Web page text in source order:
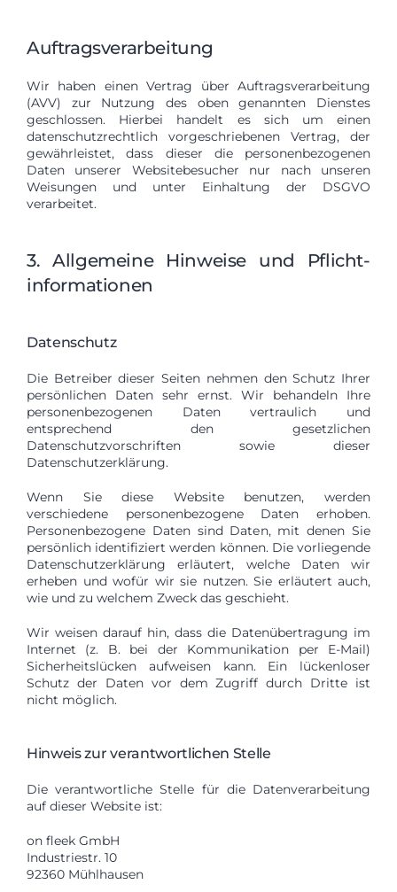
Auftragsverarbeitung
Wir haben einen Vertrag über Auftragsverarbeitung
(AVV) zur Nutzung des oben genannten Dienstes
geschlossen. Hierbei handelt es sich um einen
datenschutzrechtlich vorgeschriebenen Vertrag, der
gewährleistet, dass dieser die personenbezogenen
Daten unserer Websitebesucher nur nach unseren
Weisungen und unter Einhaltung der DSGVO
verarbeitet.
3. Allgemeine Hinweise und Pflicht­
informationen
Datenschutz
Die Betreiber dieser Seiten nehmen den Schutz Ihrer
persönlichen Daten sehr ernst. Wir behandeln Ihre
personenbezogenen Daten vertraulich und
entsprechend den gesetzlichen
Datenschutzvorschriften sowie dieser
Datenschutzerklärung.
Wenn Sie diese Website benutzen, werden
verschiedene personenbezogene Daten erhoben.
Personenbezogene Daten sind Daten, mit denen Sie
persönlich identifiziert werden können. Die vorliegende
Datenschutzerklärung erläutert, welche Daten wir
erheben und wofür wir sie nutzen. Sie erläutert auch,
wie und zu welchem Zweck das geschieht.
Wir weisen darauf hin, dass die Datenübertragung im
Internet (z. B. bei der Kommunikation per E-Mail)
Sicherheitslücken aufweisen kann. Ein lückenloser
Schutz der Daten vor dem Zugriff durch Dritte ist
nicht möglich.
Hinweis zur verantwortlichen Stelle
Die verantwortliche Stelle für die Datenverarbeitung
auf dieser Website ist:
on fleek GmbH
Industriestr. 10
92360 Mühlhausen